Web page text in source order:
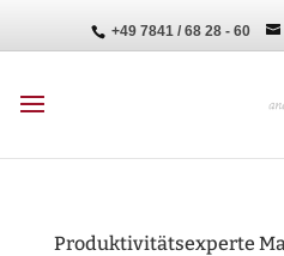
+49 7841 / 68 28 - 60
Produktivitätsexperte